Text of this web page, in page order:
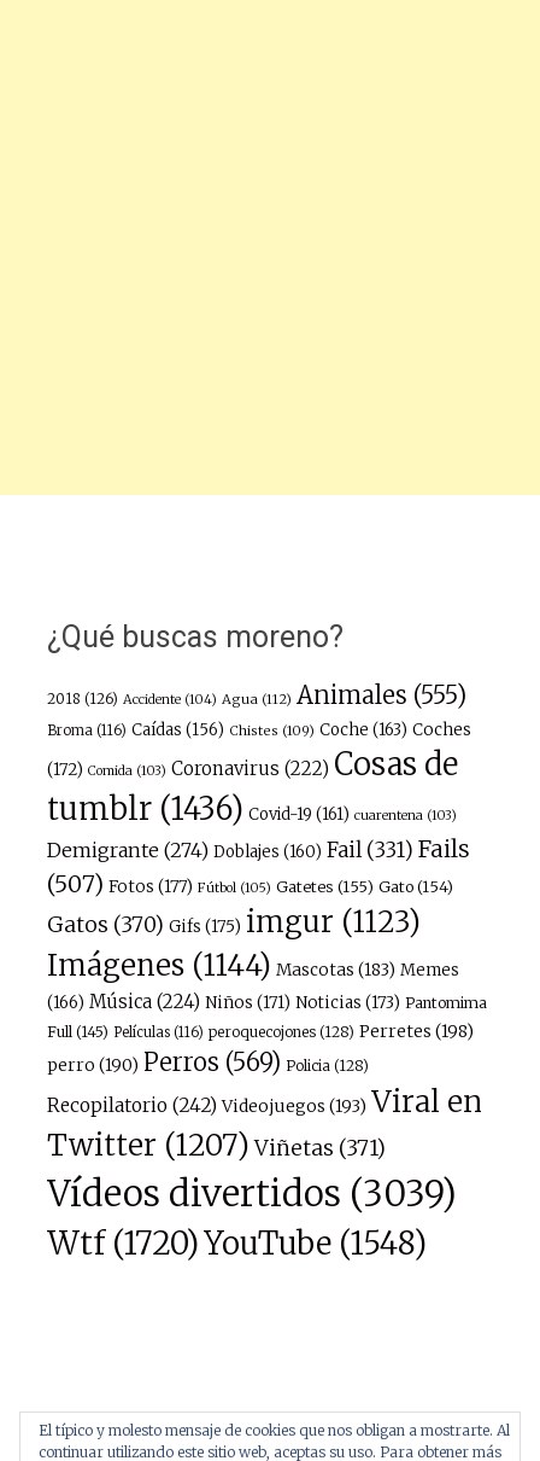
¿Qué buscas moreno?
2018 (126) Accidente(104) Agua(112) Animales (555)
Broma(116) Caídas (156) Chistes (109) Coche (163) Coches
(172) Comida(103) Coronavirus (222) Cosas de
tumblr(1436) Covid-19 (161) cuarentena(103)
Demigrante(274) Doblajes (160) Fail(331) Fails
(507) Fotos (177) Fútbol(105) Gatetes (155) Gato(154)
Gatos (370) Gifs (175) imgur (1123)
Imágenes(1144) Mascotas (183) Memes
(166) Música(224) Niños (171) Noticias (173) Pantomima
Full(145) Películas(116) peroquecojones(128) Perretes (198)
perro (190) Perros (569) Policia(128)
Recopilatorio (242) Videojuegos (193) Viral en
Twitter (1207) Viñetas (371)
Vídeos divertidos (3039)
Wtf(1720)YouTube(1548)
El típico y molesto mensaje de cookies que nos obligan a mostrarte. Al
continuar utilizando este sitio web, aceptas su uso. Para obtener más